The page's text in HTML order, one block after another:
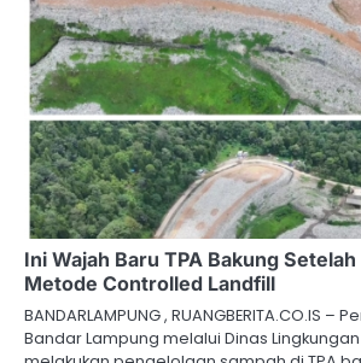
Ini Wajah Baru TPA Bakung
Metode Controlled Landfill
BANDARLAMPUNG , RUANGBERITA.CO.IS –
Bandar Lampung melalui Dinas